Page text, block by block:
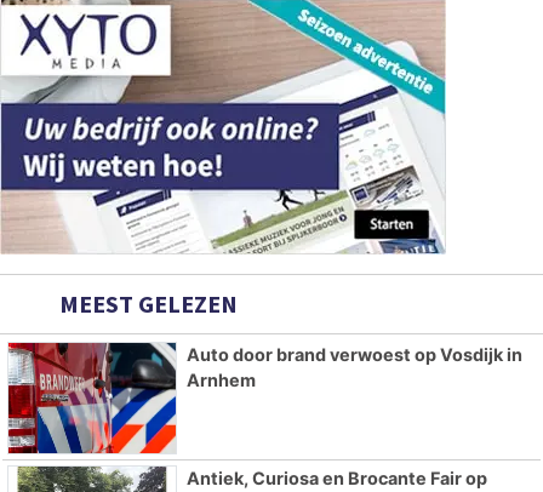
MEEST GELEZEN
Auto door brand verwoest op Vosdijk in
Arnhem
Antiek, Curiosa en Brocante Fair op